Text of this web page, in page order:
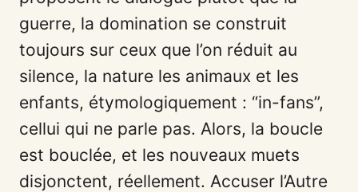
guerre, la domination se construit
toujours sur ceux que l’on réduit au
silence, la nature les animaux et les
enfants, étymologiquement : “in-fans”,
cellui qui ne parle pas. Alors, la boucle
est bouclée, et les nouveaux muets
disjonctent, réellement. Accuser l’Autre